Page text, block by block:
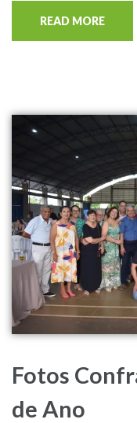
READ MORE
Fotos
de Ano